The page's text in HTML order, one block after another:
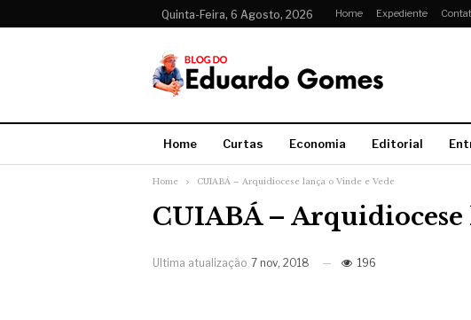
Quinta-Feira, 6 Agosto, 2026 Home Expediente
Home Curtas Economia Editorial
Home CUIABÁ – Arquidiocese lança o Vinde e Vede
CUIABÁ – Arquidiocese
Ultima atualização 7 nov, 2018 196